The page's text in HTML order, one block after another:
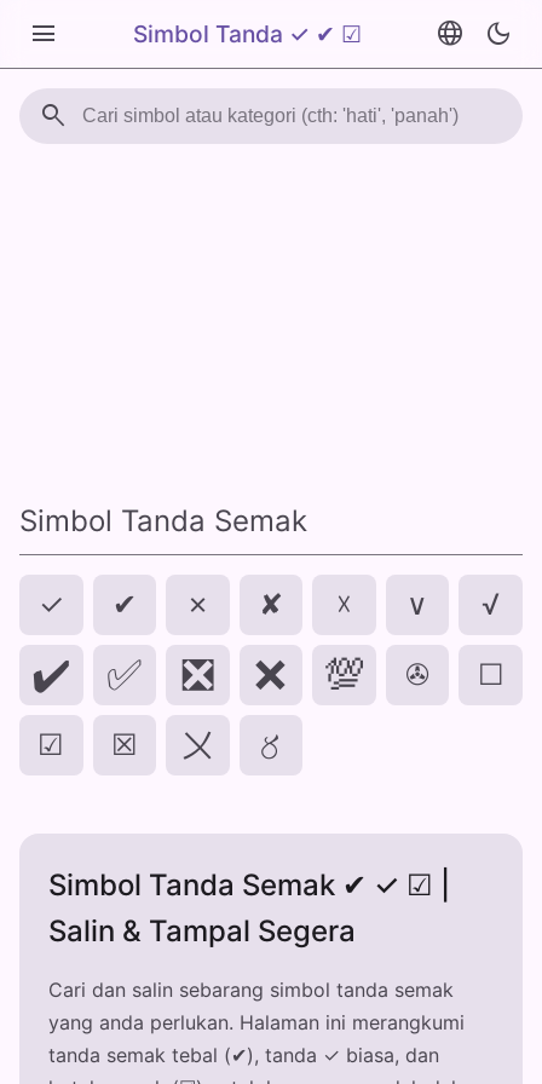
menu Simbol Tanda ✓ ✔ ☑ language dark_mode
search
Simbol Tanda Semak
✓ ✔ ✗ ✘ ☓ ∨ √
✔️ ✅ ❎ ❌ 💯 ✇
☐
☑
☒ 〤 〥
Simbol Tanda Semak ✔ ✓ ☑ |
Salin & Tampal Segera
Cari dan salin sebarang simbol tanda semak
yang anda perlukan. Halaman ini merangkumi
tanda semak tebal (✔), tanda ✓ biasa, dan